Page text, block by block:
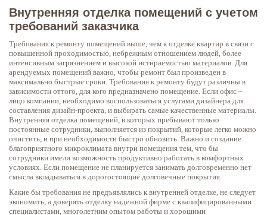
Внутренняя отделка помещений с учетом
требований заказчика
Требования к ремонту помещений выше, чем к отделке квартир в связи с
повышенной проходимостью, небрежным отношением людей, более
интенсивным загрязнением и высокой истираемостью материалов. Для
арендуемых помещений важно, чтобы ремонт был произведен в
максимально быстрые сроки. Требования к ремонту будут различны в
зависимости оттого, для кого предназначено помещение. Если офис –
лицо компании, необходимо воспользоваться услугами дизайнера для
составления дизайн-проекта, и выбирать самые качественные материалы.
Внутренняя отделка помещений, в которых пребывают только
постоянные сотрудники, выполняется из покрытий, которые легко можно
очистить, и при необходимости быстро обновить. Важно и создание
благоприятного микроклимата внутри помещения тем, что бы
сотрудники имели возможность продуктивно работать в комфортных
условиях. Если помещение не планируется занимать долговременно нет
смысла вкладываться в дорогостоящие долговечные покрытия.
Какие бы требования не предъявлялись к внутренней отделке, не следует
экономить, а доверять отделку надежной фирме с квалифицированными
специалистами, многолетним опытом работы и хорошими